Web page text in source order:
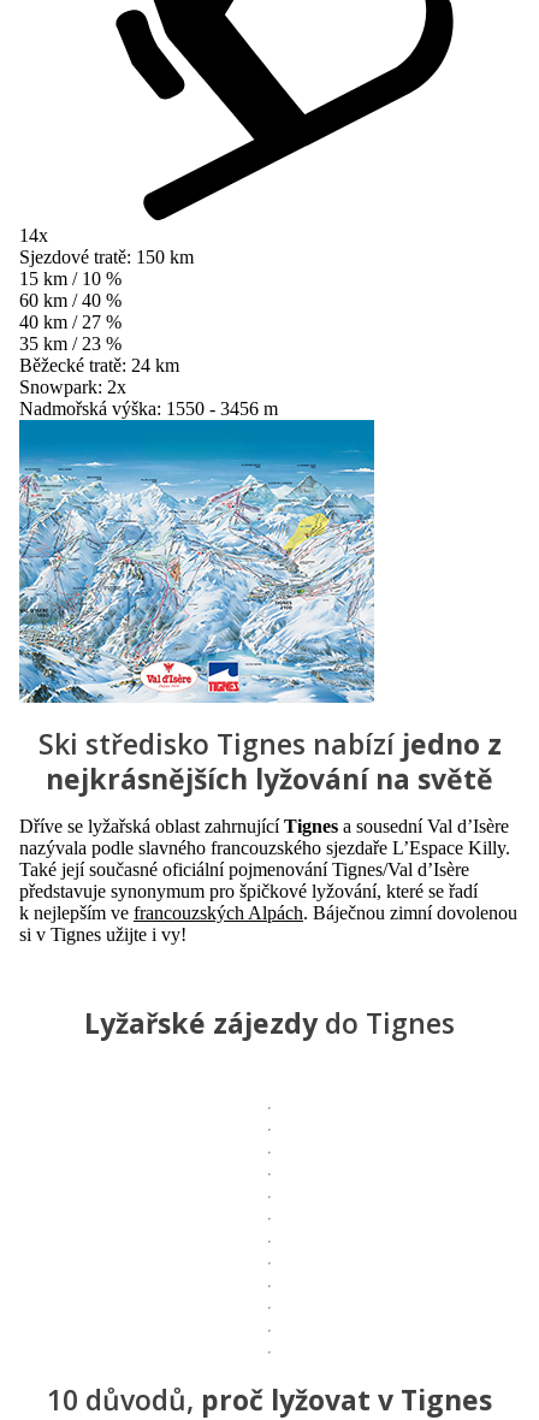
14x
Sjezdové tratě: 150 km
15 km / 10 %
60 km / 40 %
40 km / 27 %
35 km / 23 %
Běžecké tratě: 24 km
Snowpark: 2x
Nadmořská výška: 1550 - 3456 m
Ski středisko Tignes nabízí jedno z
nejkrásnějších lyžování na světě
Dříve se lyžařská oblast zahrnujícíTignes a sousední Val d’Isère
nazývala podle slavného francouzského sjezdaře L’Espace Killy.
Také její současné oficiální pojmenování Tignes/Val d’Isère
představuje synonymum pro špičkové lyžování, které se řadí
k nejlepším ve francouzských Alpách. Báječnou zimní dovolenou
si v Tignes užijte i vy!
Lyžařské zájezdy do Tignes
10 důvodů, proč lyžovat v Tignes